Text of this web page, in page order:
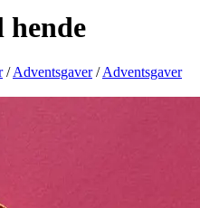
hende
/Adventsgaver/Adventsgaver